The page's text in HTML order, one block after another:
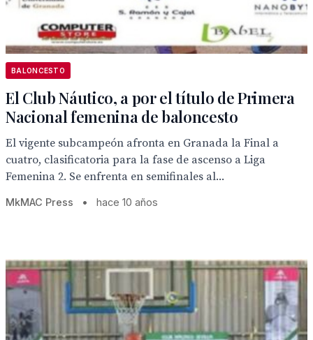
BALONCESTO
El Club Náutico, a por el título de Primera
Nacional femenina de baloncesto
El vigente subcampeón afronta en Granada la Final a
cuatro, clasificatoria para la fase de ascenso a Liga
Femenina 2. Se enfrenta en semifinales al...
MkMAC Press • hace 10 años